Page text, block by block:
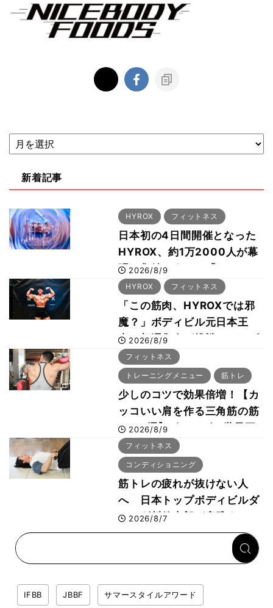
新着記事
HYROX フィットネス
日本初の4日間開催となった
HYROX、約1万2000人が幕
張に集結 すでに「2028、
29年の大会も準備」
2026/8/9
HYROX フィットネス
「この筋肉、HYROXでは邪
魔？」ボディビル元日本王
者・相澤隼人が挑戦 バーピ
ーでは驚異の種目2位
2026/8/9
フィットネス
トレーニングメニュー 筋トレ
少しのコツで効果倍増！【カ
ッコいい肩を作る三角筋の筋
トレ6選】ボディビル世界王
者が解説！
2026/8/9
フィットネス
コンディショニング
筋トレの疲れが抜けない人
へ 日本トップボディビルダ
ー・刈川啓志郎が実践する
「回復習慣」
2026/8/7
IFBB JBBF サマースタイルアワード